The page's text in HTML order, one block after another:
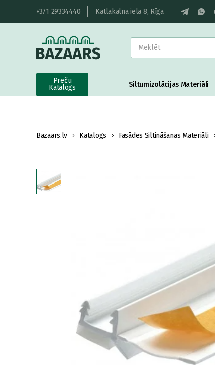
+371 29334440 Katlakalna iela 8, Rīga
Preču
Katalogs
Siltumizolācijas Materiāli
Bazaars.lv Katalogs Fasādes Siltināšanas Materiāli